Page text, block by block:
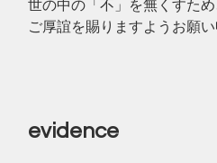
世の中の「不」を無くすた
ご厚誼を賜りますようお願い
evidence